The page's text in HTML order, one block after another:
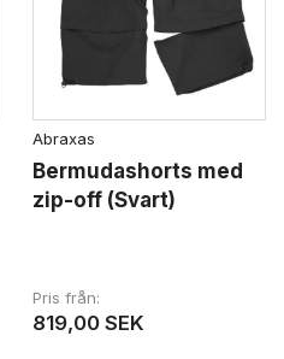
Abraxas
Bermudashorts med
zip-off (Svart)
Pris från
819,00 SEK